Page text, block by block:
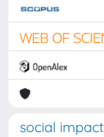
social impact